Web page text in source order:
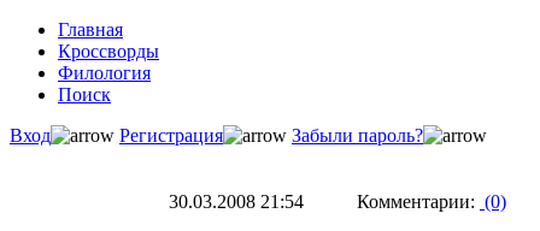
Главная
Кроссворды
Филология
Поиск
Вход
Регистрация Забыли пароль?
30.03.2008 21:54 Комментарии: (0)